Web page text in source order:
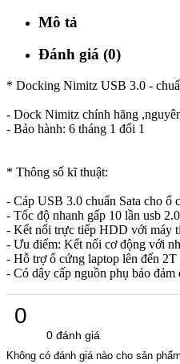
Mô tả
Đánh giá (0)
* Docking Nimitz USB 3.0 -
- Dock Nimitz chính hãng
- Bảo hành: 6 tháng 1 đổi 1
* Thông số kĩ thuật:
- Cáp USB 3.0 chuẩn Sata cho ổ
- Tốc độ nhanh gấp 10 lần usb
- Kết nối trực tiếp HDD với máy
- Ưu điểm: Kết nối cơ động với
- Hỗ trợ ổ cứng laptop lên đến 2T
- Có dây cấp nguồn phụ bảo
0
0 đánh giá
Không có đánh giá nào cho sản